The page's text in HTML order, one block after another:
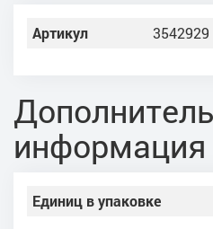
Артикул 3542929
информация
Единиц в упаковке